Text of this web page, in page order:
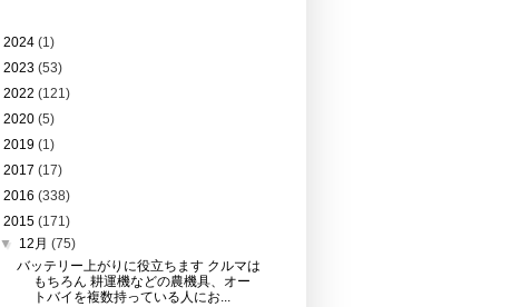
2024 (1)
2023 (53)
2022 (121)
2020 (5)
2019 (1)
2017 (17)
2016 (338)
2015 (171)
▼ 12月(75)
バッテリー上がりに役立ちます クルマは
もちろん 耕運機などの農機具、オー
トバイを複数持っている人にお...